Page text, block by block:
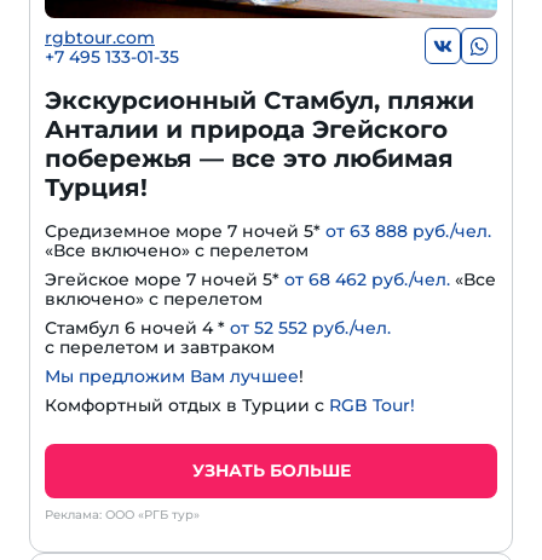
rgbtour.com
+7 495 133-01-35
Экскурсионный Стамбул, пляжи
Анталии и природа Эгейского
побережья — все это любимая
Турция!
Средиземное море 7 ночей 5* от 63 888 руб./чел.
«Все включено» с перелетом
Эгейское море 7 ночей 5* от 68 462 руб./чел. «Все
включено» с перелетом
Стамбул 6 ночей 4 * от 52 552 руб./чел.
с перелетом и завтраком
Мы предложим Вам лучшее!
Комфортный отдых в Турции с RGB Tour!
УЗНАТЬ БОЛЬШЕ
Реклама: ООО «РГБ тур»